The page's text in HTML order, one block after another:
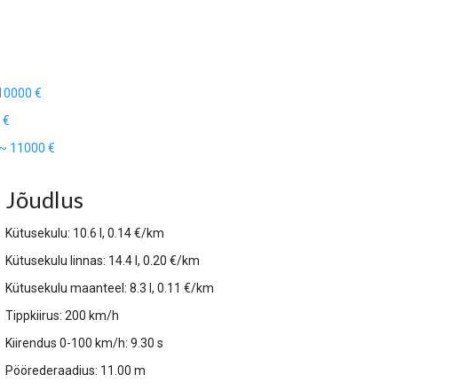
€
€
11000 €
Jõudlus
Kütusekulu: 10.6 l, 0.14 €/km
Kütusekulu linnas: 14.4 l, 0.20 €/km
Kütusekulu maanteel: 8.3 l, 0.11 €/km
Tippkiirus: 200 km/h
Kiirendus 0-100 km/h: 9.30 s
Pöörederaadius: 11.00 m